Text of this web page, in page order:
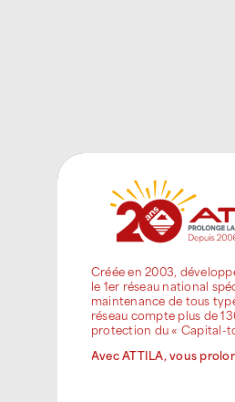
Créée en 2003,
le 1er réseau national
maintenance de tous
réseau compte plus de
protection du « Capital-
Avec ATTILA, vous